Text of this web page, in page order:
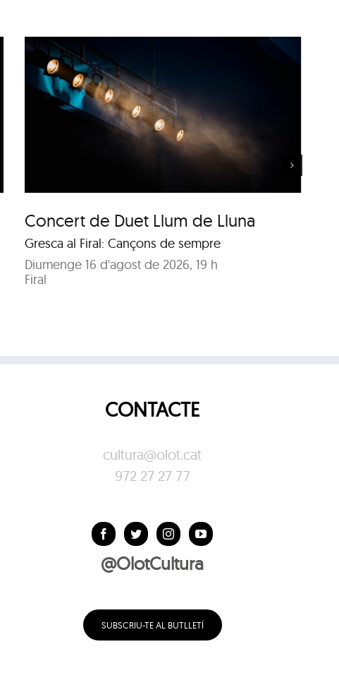
Concert de Duet Llum de Lluna
Gresca al Firal: Cançons de sempre
Diumenge 16 d'agost de 2026, 19 h
Firal
Música al Parc: Punch Trio
vs. Samuel Marthe
CONTACTE
cultura@olot.cat
972 27 27 77
@OlotCultura
SUBSCRIU-TE AL BUTLLETÍ